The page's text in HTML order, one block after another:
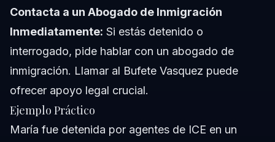
Contacta a un Abogado de Inmigración
Inmediatamente: Si estás detenido o
interrogado, pide hablar con un abogado de
inmigración. Llamar al Bufete Vasquez puede
ofrecer apoyo legal crucial.
Ejemplo Práctico
María fue detenida por agentes de ICE en un